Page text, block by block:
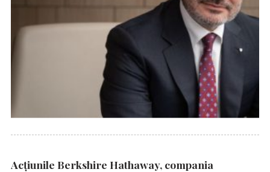
Acțiunile Berkshire Hathaway, compania